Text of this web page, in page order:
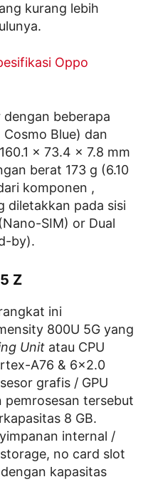
kurang lebih
Oppo
beberapa
Blue) dan
x 73.4 x 7.8 mm
berat 173 g (6.10
komponen ,
diletakkan pada sisi
SIM) or Dual
by).
Z
ini
800U 5G yang
Unit atau CPU
A76 & 6×2.0
grafis / GPU
pemrosesan tersebut
8 GB.
internal /
no card slot
kapasitas